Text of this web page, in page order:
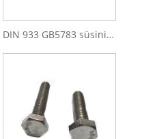
DIN 933 GB5783 süsinikterasest konkurentsivõimeline hind ASTM A394 kuumtsingimine HDG kuuskantpeaga elektritorni polt